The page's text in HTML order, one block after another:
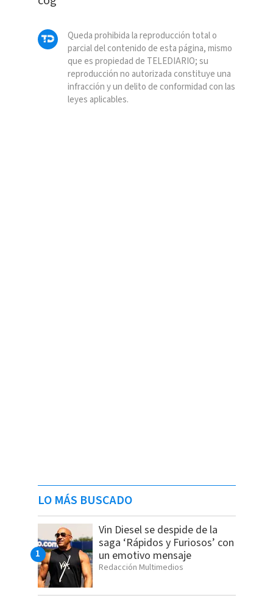
Queda prohibida la reproducción total o
parcial del contenido de esta página, mismo
que es propiedad de TELEDIARIO; su
reproducción no autorizada constituye una
infracción y un delito de conformidad con las
leyes aplicables.
LO MÁS BUSCADO
Vin Diesel se despide de la
saga ‘Rápidos y Furiosos’ con
un emotivo mensaje
Redacción Multimedios